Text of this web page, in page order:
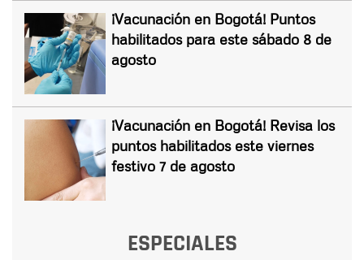
¡Vacunación en Bogotá! Puntos
habilitados para este sábado 8 de
agosto
¡Vacunación en Bogotá! Revisa los
puntos habilitados este viernes
festivo 7 de agosto
ESPECIALES